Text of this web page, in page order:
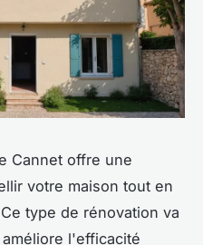
Cannet offre une
votre maison tout en
type de rénovation va
l'efficacité